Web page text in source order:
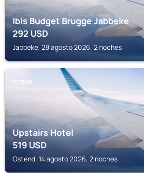
Ibis Budget Brugge Jabbeke
292USD
Jabbeke, 28 agosto 2026, 2 noches
OSTEND
Upstairs Hotel
519USD
Ostend, 14 agosto 2026, 2 noches